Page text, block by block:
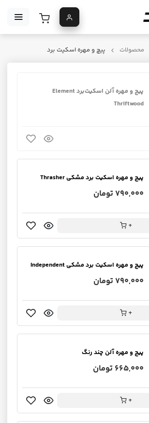
محصولات پیچ و مهره اسکیت برد
پیچ و مهره آلن اسکیت‌برد Element
Thriftwood
پیچ و مهره اسکیت برد مشکی Thrasher
790,000 تومان
+
پیچ و مهره اسکیت برد مشکی Independent
790,000 تومان
+
پیچ و مهره آلن چند رنگ
665,000 تومان
+